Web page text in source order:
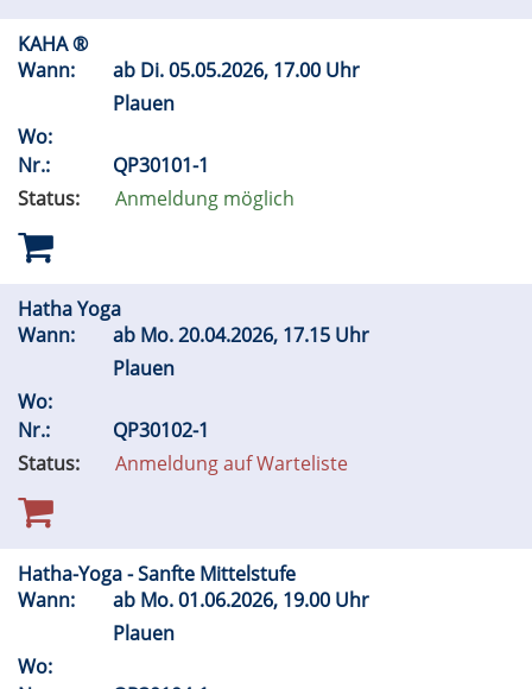
KAHA ®
Wann:
ab Di.05.05.2026, 17.00 Uhr
Plauen
Wo:
Nr.:
QP30101-1
Status:
Anmeldung möglich
Hatha Yoga
Wann:
ab Mo.20.04.2026, 17.15 Uhr
Plauen
Wo:
Nr.:
QP30102-1
Status:
Anmeldung auf Warteliste
Hatha-Yoga - Sanfte Mittelstufe
Wann:
ab Mo.01.06.2026, 19.00 Uhr
Plauen
Wo: